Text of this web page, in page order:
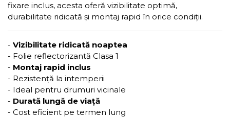
fixare inclus, acesta oferă vizibilitate optimă,
durabilitate ridicată și montaj rapid în orice condiții.
- Vizibilitate ridicată noaptea
- Folie reflectorizantă Clasa 1
- Montaj rapid inclus
- Rezistență la intemperii
- Ideal pentru drumuri vicinale
- Durată lungă de viață
- Cost eficient pe termen lung